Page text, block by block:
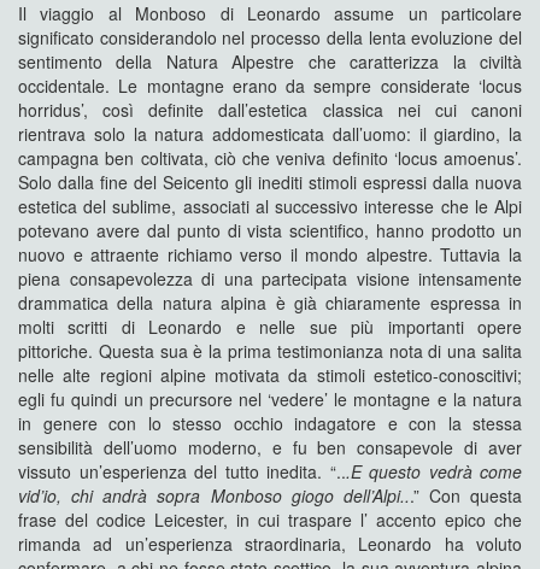
Il viaggio al Monboso di Leonardo assume un particolare
significato considerandolo nel processo della lenta evoluzione del
sentimento della Natura Alpestre che caratterizza la civiltà
occidentale. Le montagne erano da sempre considerate ‘locus
horridus’, così definite dall’estetica classica nei cui canoni
rientrava solo la natura addomesticata dall’uomo: il giardino, la
campagna ben coltivata, ciò che veniva definito ‘locus amoenus’.
Solo dalla fine del Seicento gli inediti stimoli espressi dalla nuova
estetica del sublime, associati al successivo interesse che le Alpi
potevano avere dal punto di vista scientifico, hanno prodotto un
nuovo e attraente richiamo verso il mondo alpestre. Tuttavia la
piena consapevolezza di una partecipata visione intensamente
drammatica della natura alpina è già chiaramente espressa in
molti scritti di Leonardo e nelle sue più importanti opere
pittoriche. Questa sua è la prima testimonianza nota di una salita
nelle alte regioni alpine motivata da stimoli estetico-conoscitivi;
egli fu quindi un precursore nel ‘vedere’ le montagne e la natura
in genere con lo stesso occhio indagatore e con la stessa
sensibilità dell’uomo moderno, e fu ben consapevole di aver
vissuto un’esperienza del tutto inedita. “...E questo vedrà come
vid’io, chiandrà sopra Monboso giogo dell’Alpi...” Con questa
frase del codice Leicester, in cui traspare l’ accento epico che
rimanda ad un’esperienza straordinaria, Leonardo ha voluto